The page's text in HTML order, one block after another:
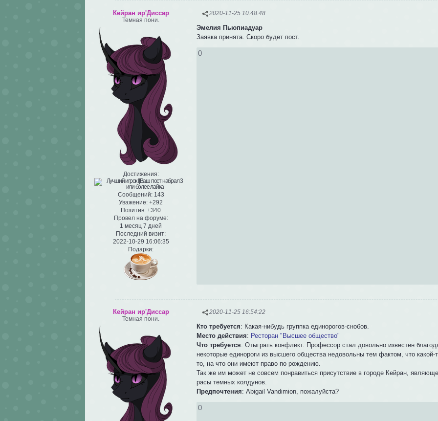
2020-11-25 10:48:48
Кейран ир'Диссар
Темная пони.
Достижения:
Сообщений:143
Уважение: +292
Позитив: +340
Провел на форуме:
1 месяц 7 дней
Последний визит:
2022-10-29 16:06:35
Подарки:
Эмелия Пьюпиадуар
Заявка принята. Скоро будет пост.
0
2020-11-25 16:54:22
Кейран ир'Диссар
Темная пони.
Кто требуется: Какая-нибудь группка единорогов-снобов.
Место действия: Ресторан "Высшее общество"
Что требуется: Отыграть конфликт. Профессор стал довольно известен
некоторые единороги из высшего общества недовольны тем фактом, что какой-
то, на что они имеют право по рождению.
Так же им может не совсем понравиться присутствие в городе Кейран,
расы темных колдунов.
Предпочтения: Abigail Vandimion, пожалуйста?
0